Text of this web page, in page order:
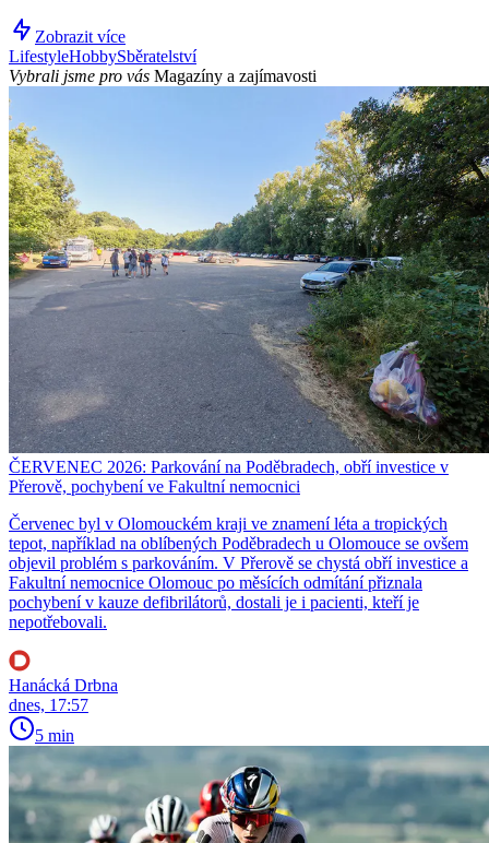
Zobrazit více
LifestyleHobbySběratelství
Vybrali jsme pro vás Magazíny a zajímavosti
ČERVENEC 2026: Parkování na Poděbradech, obří investice v
Přerově, pochybení ve Fakultní nemocnici
Červenec byl v Olomouckém kraji ve znamení léta a tropických
tepot, například na oblíbených Poděbradech u Olomouce se ovšem
objevil problém s parkováním. V Přerově se chystá obří investice a
Fakultní nemocnice Olomouc po měsících odmítání přiznala
pochybení v kauze defibrilátorů, dostali je i pacienti, kteří je
nepotřebovali.
Hanácká Drbna
dnes, 17:57
5 min